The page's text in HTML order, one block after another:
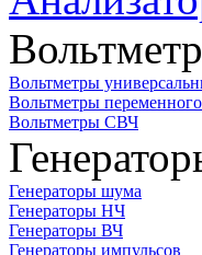
Вольтметры
Вольтметры
Вольтметры СВЧ
Генераторы шума
Генераторы НЧ
Генераторы ВЧ
Генераторы импульсов